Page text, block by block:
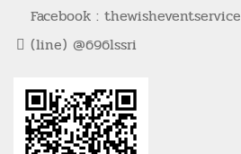
Facebook : thewisheventservice
(line) @696lssri